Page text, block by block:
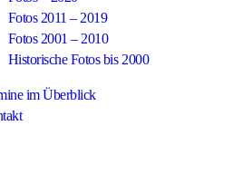
Fotos 2011 – 2019
Fotos 2001 – 2010
Historische Fotos bis 2000
im Überblick